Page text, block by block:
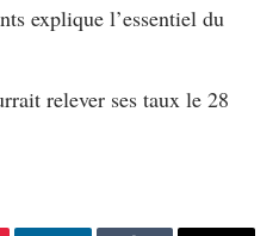
explique l’essentiel du
relever ses taux le 28